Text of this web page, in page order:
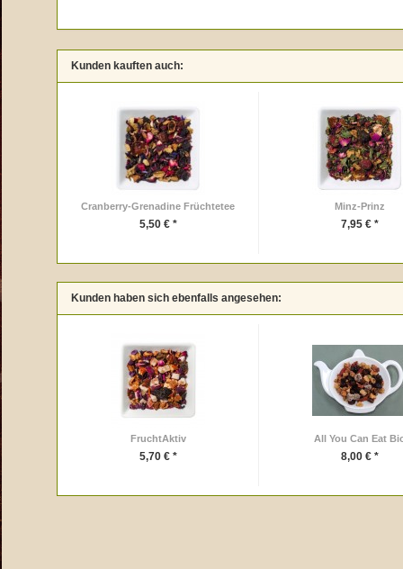
Kunden kauften auch:
Cranberry-Grenadine Früchtetee
5,50 € *
Minz-Prinz
7,95 € *
Kunden haben sich ebenfalls angesehen:
FruchtAktiv
5,70 € *
All You Can Eat
8,00 € *